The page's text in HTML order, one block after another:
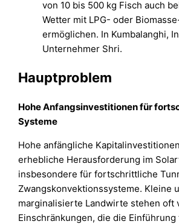
von 10 bis 500 kg Fisch auch
Wetter mit LPG- oder
ermöglichen. In Kumbalanghi,
Unternehmer Shri.
Hauptproblem
Hohe Anfangsinvestitionen für
Systeme
Hohe anfängliche
erhebliche Herausforderung im
insbesondere für fortschrittliche
Zwangskonvektionssysteme. Kleine
marginalisierte Landwirte stehen oft
Einschränkungen, die die